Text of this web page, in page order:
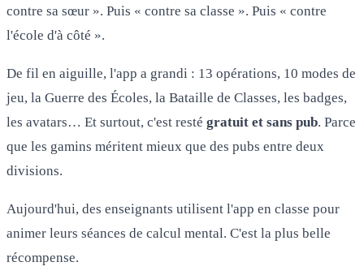
contre sa sœur ». Puis « contre sa classe ». Puis « contre
l'école d'à côté ».
De fil en aiguille, l'app a grandi : 13 opérations, 10 modes de
jeu, la Guerre des Écoles, la Bataille de Classes, les badges,
les avatars… Et surtout, c'est resté gratuit et sans pub. Parce
que les gamins méritent mieux que des pubs entre deux
divisions.
Aujourd'hui, des enseignants utilisent l'app en classe pour
animer leurs séances de calcul mental. C'est la plus belle
récompense.